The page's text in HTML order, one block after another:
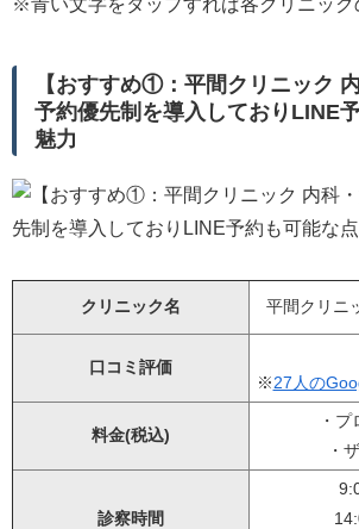
※青い文字をタップすれば各クリニック
【おすすめ①：平間クリニック
予約優先制を導入しておりLINE
魅力
クリニック名 平間クリニ
口コミ評価
※27人の
料金(税込)
・
・
診察時間